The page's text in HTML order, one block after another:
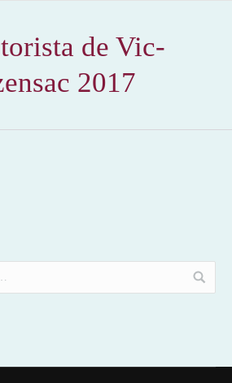
de Vic-
2017